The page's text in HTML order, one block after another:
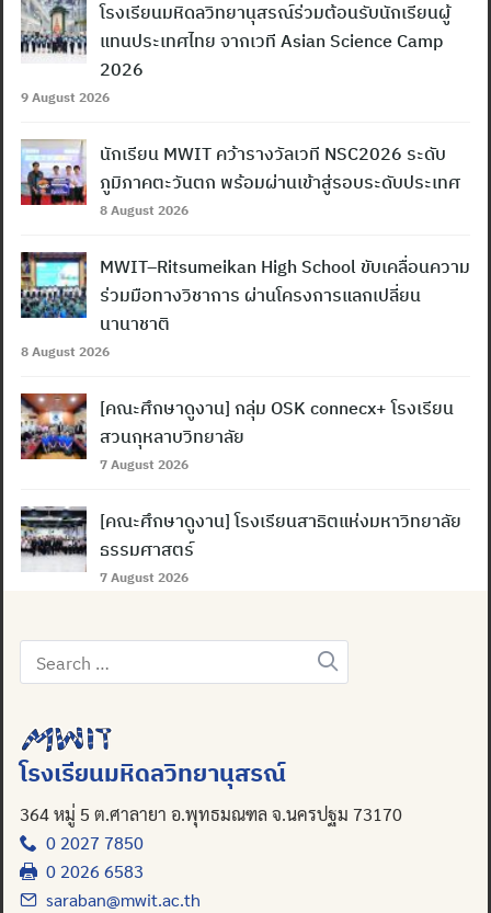
โรงเรียนมหิดลวิทยานุสรณ์ร่วมต้อนรับนักเรียนผู้
แทนประเทศไทย จากเวที Asian Science Camp
2026
9 August 2026
นักเรียน MWIT คว้ารางวัลเวที NSC2026 ระดับ
ภูมิภาคตะวันตก พร้อมผ่านเข้าสู่รอบระดับประเทศ
8 August 2026
MWIT–Ritsumeikan High School ขับเคลื่อนความ
ร่วมมือทางวิชาการ ผ่านโครงการแลกเปลี่ยน
นานาชาติ
8 August 2026
[คณะศึกษาดูงาน] กลุ่ม OSK connecx+ โรงเรียน
สวนกุหลาบวิทยาลัย
7 August 2026
[คณะศึกษาดูงาน] โรงเรียนสาธิตแห่งมหาวิทยาลัย
ธรรมศาสตร์
7 August 2026
Search
for:
โรงเรียนมหิดลวิทยานุสรณ์
364 หมู่ 5 ต.ศาลายา อ.พุทธมณฑล จ.นครปฐม 73170
0 2027 7850
0 2026 6583
saraban@mwit.ac.th